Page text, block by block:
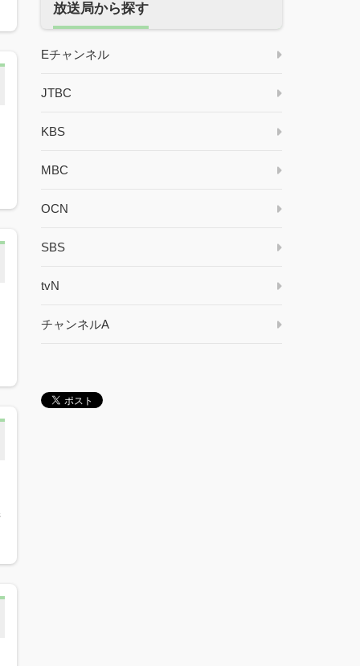
放送局から探す
Eチャンネル
JTBC
KBS
MBC
OCN
SBS
tvN
チャンネルA